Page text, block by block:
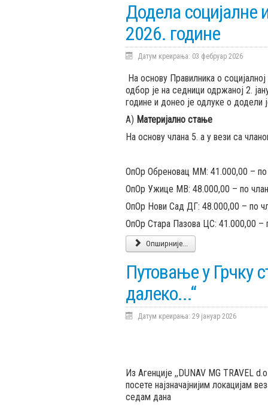
Додела социјалне
2026. године
Датум креирања: 03 фебруар 2026
На основу Правилника о
одбор је на седници одржаној 2.
године и донео је одлуке о додели
А) Материјално стање
На основу члана 5. а у вези са
ОпОр Обреновац ММ: 41.000,00 –
ОпОр Ужице МВ: 48.000,00 – по
ОпОр Нови Сад ДГ: 48.000,00 – по
ОпОр Стара Пазова ЦС: 41.000,00 –
Опширније...
Путовање у Грчку
далеко...“
Датум креирања: 29 јануар 2026
Из Агенције ,,DUNAV MG TRAVEL
посете најзначајнијим локацијам
седам дана